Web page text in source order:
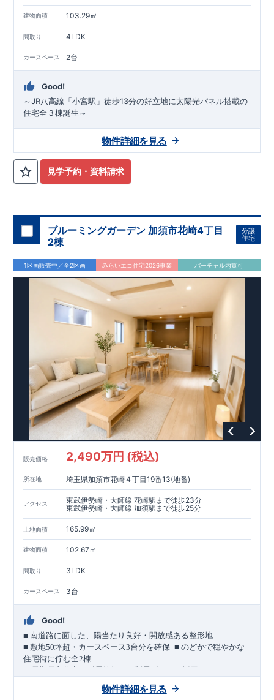
建物面積 103.29㎡
間取り 4LDK
カースペース 2台
Good!
～JR八高線「小宮駅」徒歩13分の好立地に太陽光パネル搭載の
住宅全３棟誕生～
見学予約・資料請求
物件詳細を見る
ブルーミングガーデン 加須市花崎4丁目
2棟
分譲
住宅
1区画販売中／全2区画 みらいエコ住宅2026事業 バーチャル内覧可
販売価格 2,490万円 (税込)
所在地 埼玉県加須市花崎４丁目19番13(地番)
アクセス
東武伊勢崎・大師線 花崎駅まで徒歩23分
東武伊勢崎・大師線 加須駅まで徒歩25分
土地面積 165.99㎡
建物面積 102.67㎡
間取り 3LDK
カースペース 3台
Good!
■南道路に面した、陽当たり良好・開放感ある整形地
■敷地50坪超・カースペース3台分を確保 ​■のどかで穏やかな
住宅街に佇む全2棟
（長期優良住宅／耐震等級３・制震ダンパー採用）
たりに恵まれた立地。物件詳細を見る